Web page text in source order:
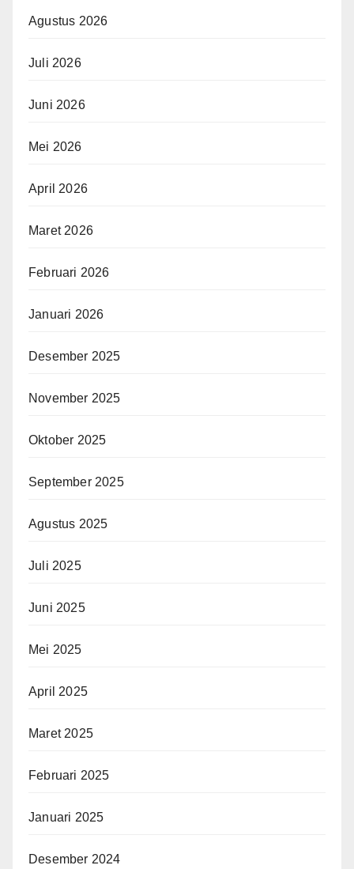
Agustus 2026
Juli 2026
Juni 2026
Mei 2026
April 2026
Maret 2026
Februari 2026
Januari 2026
Desember 2025
November 2025
Oktober 2025
September 2025
Agustus 2025
Juli 2025
Juni 2025
Mei 2025
April 2025
Maret 2025
Februari 2025
Januari 2025
Desember 2024